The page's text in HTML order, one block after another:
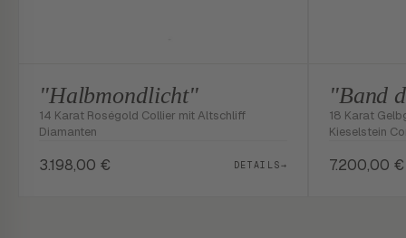
"Halbmondlicht"
14 Karat Roségold Collier mit Altschliff
Diamanten
3.198,00 € DETAILS→
"Band
18 Karat
Kieselstein
7.200,00 €